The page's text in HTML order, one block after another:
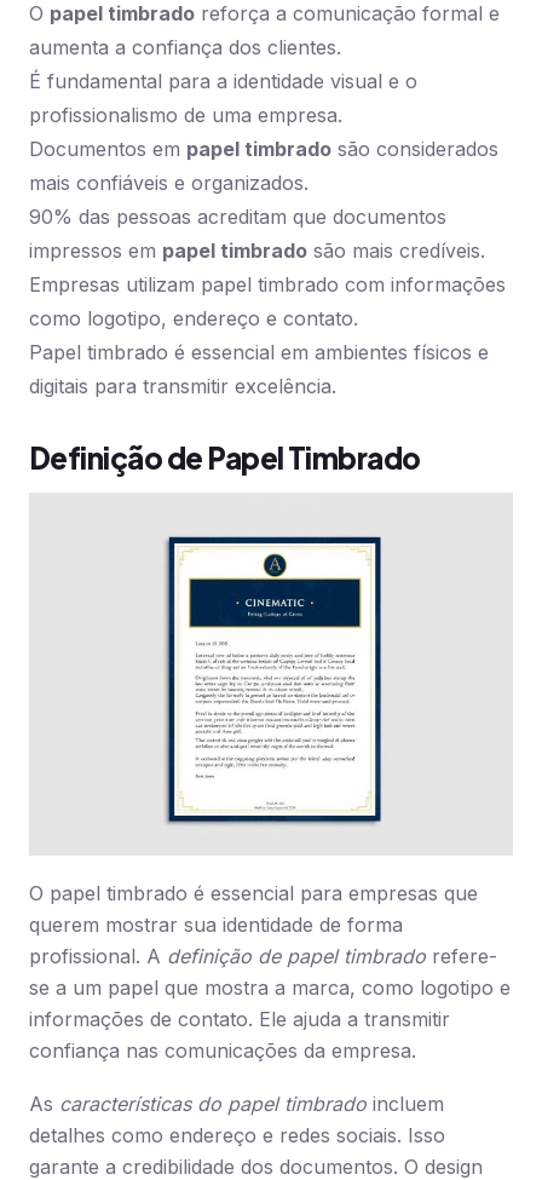
O papel timbrado reforça a comunicação formal e
aumenta a confiança dos clientes.
É fundamental para a identidade visual e o
profissionalismo de uma empresa.
Documentos em papel timbrado são considerados
mais confiáveis e organizados.
90% das pessoas acreditam que documentos
impressos em papel timbrado são mais credíveis.
Empresas utilizam papel timbrado com informações
como logotipo, endereço e contato.
Papel timbrado é essencial em ambientes físicos e
digitais para transmitir excelência.
Definição de Papel Timbrado
O papel timbrado é essencial para empresas que
querem mostrar sua identidade de forma
profissional. A definição de papel timbrado refere-
se a um papel que mostra a marca, como logotipo e
informações de contato. Ele ajuda a transmitir
confiança nas comunicações da empresa.
As características do papel timbrado incluem
detalhes como endereço e redes sociais. Isso
garante a credibilidade dos documentos. O design